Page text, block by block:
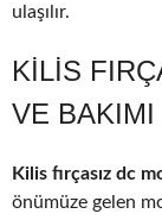
ulaşılır.
KILIS
VE BAKIMI
Kilis fırçasız dc
önümüze gelen